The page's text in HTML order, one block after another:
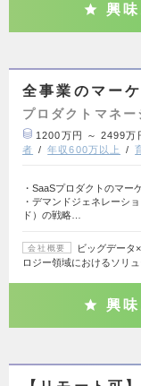
興味
全事業のマー
プロダクトマネー
1200万円 ～ 2499万
者
年収600万以上
・SaaSプロダクトのマー
・デマンドジェネレーシ
ド）の戦略…
会社概要
ビッグデータ
ロジー領域におけるソリ
興味